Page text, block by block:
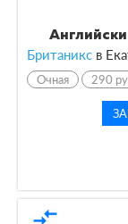
Британикс в
Очная 290
compare_arrows